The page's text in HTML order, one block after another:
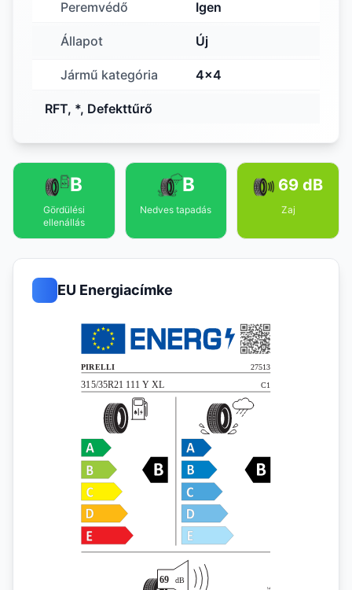
Peremvédő Igen
Állapot Új
Jármű kategória 4x4
RFT, *, Defekttűrő
B
Gördülési
ellenállás
B
Nedves tapadás
69 dB
Zaj
EU Energiacímke